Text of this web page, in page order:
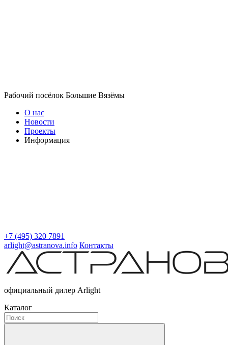
Рабочий посёлок Большие Вязёмы
О нас
Новости
Проекты
Информация
+7 (495) 320 7891
arlight@astranova.info Контакты
официальный дилер Arlight
Каталог